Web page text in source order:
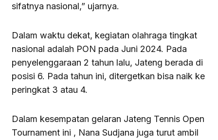
sifatnya nasional,” ujarnya.
Dalam waktu dekat, kegiatan olahraga tingkat
nasional adalah PON pada Juni 2024. Pada
penyelenggaraan 2 tahun lalu, Jateng berada di
posisi 6. Pada tahun ini, ditergetkan bisa naik ke
peringkat 3 atau 4.
Dalam kesempatan gelaran Jateng Tennis Open
Tournament ini , Nana Sudjana juga turut ambil